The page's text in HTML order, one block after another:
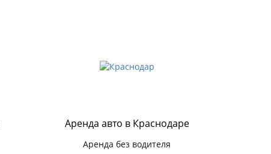
Аренда авто в Краснодаре
Аренда без водителя